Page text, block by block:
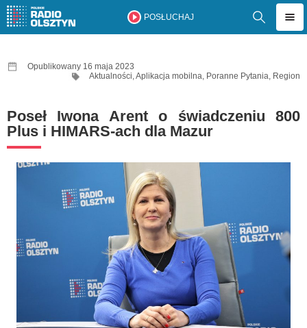
POSŁUCHAJ
Opublikowany 16 maja 2023
Aktualności,Aplikacja mobilna, Poranne Pytania, Region
Poseł Iwona Arent o świadczeniu 800
Plus i HIMARS-ach dla Mazur